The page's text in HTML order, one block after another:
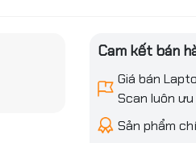
Cam kết bán
Giá bán
Scan luôn
Sản phẩm
ưu đãi